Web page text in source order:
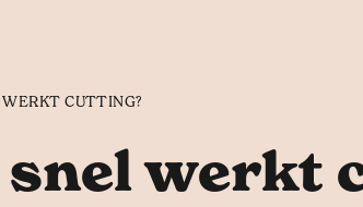
CUTTING?
snel werkt